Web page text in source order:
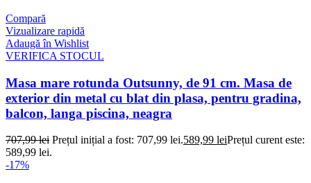
Compară
Vizualizare rapidă
Adaugă în Wishlist
VERIFICA STOCUL
Masa mare rotunda Outsunny, de 91 cm. Masa de
exterior din metal cu blat din plasa, pentru gradina,
balcon, langa piscina, neagra
707,99lei Prețul inițial a fost: 707,99 lei.589,99 leiPrețul curent este:
589,99 lei.
-17%